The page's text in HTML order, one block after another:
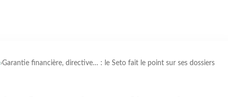
›Garantie financière, directive… : le Seto fait le point sur ses dossiers